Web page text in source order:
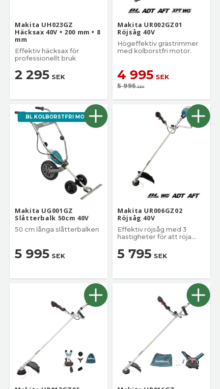
Makita UH023GZ
Häcksax 40V • 200 mm • 8
mm
Effektiv häcksax för
professionellt bruk
2 295 SEK
Makita UR002GZ01
Röjsåg 40V
Högeffektiv grästrimmer
med kolborstfri motor.
4 995 SEK
5 995SEK
Makita UG001GZ
Slåtterbalk 50cm 40V
50 cm långa slåtterbalken
5 995 SEK
BL KOLBORSTFRI MOTOR.
Makita UR006GZ02
Röjsåg 40V
Effektiv röjsåg med 3
hastigheter för att röja
5 795 SEK